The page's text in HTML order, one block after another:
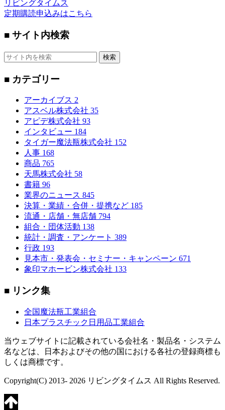
リビングタイムス
定期購読申込みはこちら
■ サイト内検索
検索
■ カテゴリー
アーカイブス 2
アスベル株式会社 35
アピデ株式会社 93
インタビュー 184
タイガー魔法瓶株式会社 152
人事 168
商品 765
天馬株式会社 58
書籍 96
業界のニュース 845
決算・業績・合併・提携など 185
流通・店舗・無店舗 794
組合・団体活動 138
統計・調査・アンケート 389
行政 193
見本市・発表会・セミナー・キャンペーン 671
象印マホービン株式会社 133
■ リンク集
全国魔法瓶工業組合
日本プラスチック日用品工業組合
当ウェブサイトに記載されている会社名・製品名・システム
名などは、日本およびその他の国における各社の登録商標も
しくは商標です。
Copyright(C) 2013- 2026 リビングタイムス All Rights Reserved.